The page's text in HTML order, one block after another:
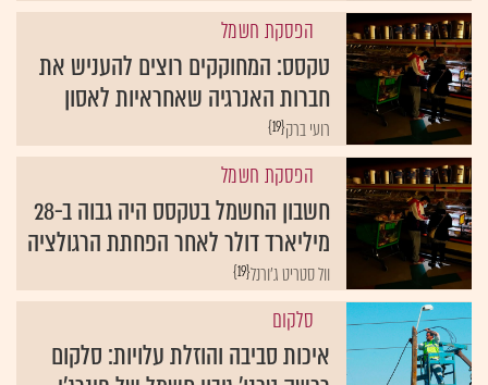
הפסקת חשמל
טקסס: המחוקקים רוצים להעניש את
חברות האנרגיה שאחראיות לאסון
{19}רועי ברק
הפסקת חשמל
חשבון החשמל בטקסס היה גבוה ב-28
מיליארד דולר לאחר הפחתת הרגולציה
{19}וול סטריט ג'ורנל
סלקום
איכות סביבה והוזלת עלויות: סלקום